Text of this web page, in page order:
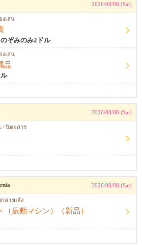
2026/08/08 (Sat)
งเล่น
ぞみのみ2ドル
งเล่น
品
2026/08/08 (Sat)
/ นิตยสาร
2026/08/08 (Sat)
ลางแจ้ง
（振動マシン）（新品）